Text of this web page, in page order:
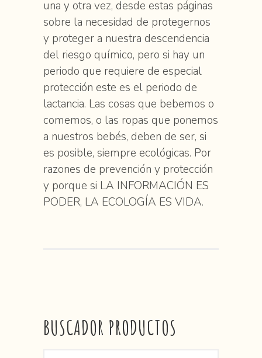
una y otra vez, desde estas páginas
sobre la necesidad de protegernos
y proteger a nuestra descendencia
del riesgo químico, pero si hay un
periodo que requiere de especial
protección este es el periodo de
lactancia. Las cosas que bebemos o
comemos, o las ropas que ponemos
a nuestros bebés, deben de ser, si
es posible, siempre ecológicas. Por
razones de prevención y protección
y porque si LA INFORMACIÓN ES
PODER, LA ECOLOGÍA ES VIDA.
BUSCADOR PRODUCTOS